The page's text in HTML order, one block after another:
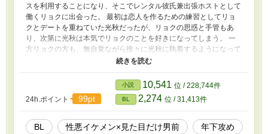
スを利用することになり、そこでレンタル彼氏兼出張ホストとして
働くリョクに出会った。 最初は恋人を作るための練習としてリョ
クとデートを重ねていた光秋だったが、リョクの思惑と手管もあ
り、次第に光秋は本気でリョクのことを好きになってしまう。 一
方リョクの方も、無自覚ながら徐々に光秋に執着するようになって
いて…… 猫被り性悪イケメン攻め×見た目だけ男前な引っ込み思案
ンってなんだよ？』の主人公の双子の兄の話ですが、そちらを読ま
なくても特に問題はないです。 ※あくまでふわっとした想像で書
いているので現実とは違う点やありえない点があるかも。
24h.ポイント 99pt
小説 10,541 位 / 228,744件
BL 2,274 位 / 31,413件
BL 性悪イケメン×見た目だけ男前
年下攻め